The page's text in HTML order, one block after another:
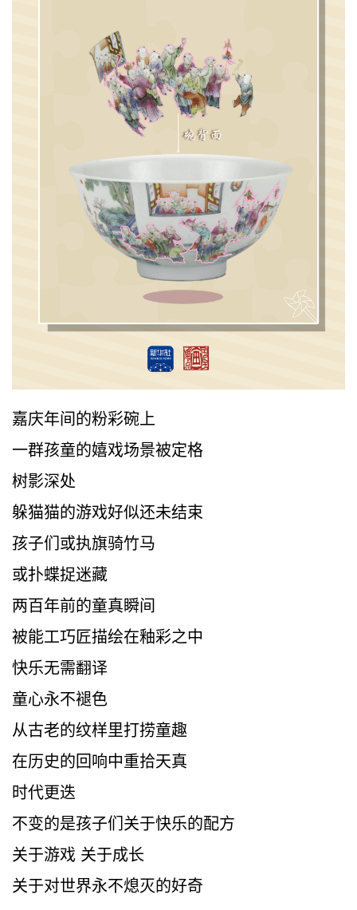
嘉庆年间的粉彩碗上
一群孩童的嬉戏场景被定格
树影深处
躲猫猫的游戏好似还未结束
孩子们或执旗骑竹马
或扑蝶捉迷藏
两百年前的童真瞬间
被能工巧匠描绘在釉彩之中
快乐无需翻译
童心永不褪色
从古老的纹样里打捞童趣
在历史的回响中重拾天真
时代更迭
不变的是孩子们关于快乐的配方
关于游戏 关于成长
关于对世界永不熄灭的好奇